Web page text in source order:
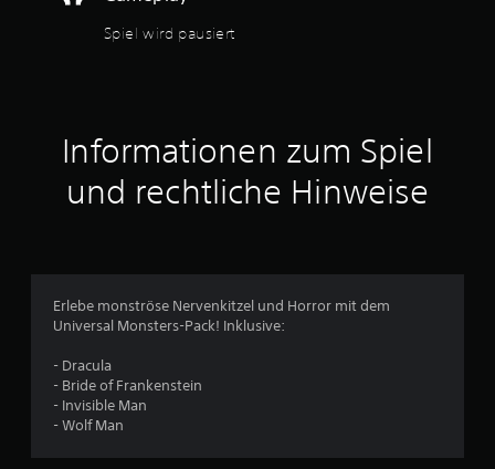
Spiel wird pausiert
Informationen zum Spiel
und rechtliche Hinweise
Erlebe monströse Nervenkitzel und Horror mit dem
Universal Monsters-Pack! Inklusive:
- Dracula
- Bride of Frankenstein
- Invisible Man
- Wolf Man